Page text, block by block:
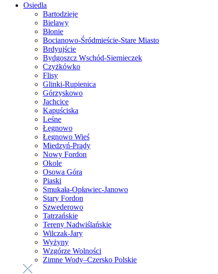
Osiedla
Bartodzieje
Bielawy
Błonie
Bocianowo-Śródmieście-Stare Miasto
Brdyujście
Bydgoszcz Wschód-Siernieczek
Czyżkówko
Flisy
Glinki-Rupienica
Górzyskowo
Jachcice
Kapuściska
Leśne
Łęgnowo
Łęgnowo Wieś
Miedzyń-Prądy
Nowy Fordon
Okole
Osowa Góra
Piaski
Smukała-Opławiec-Janowo
Stary Fordon
Szwederowo
Tatrzańskie
Tereny Nadwiślańskie
Wilczak-Jary
Wyżyny
Wzgórze Wolności
Zimne Wody–Czersko Polskie